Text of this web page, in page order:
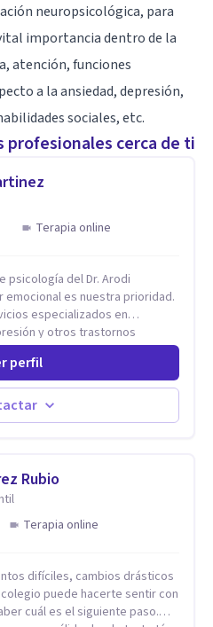
neuropsicológica, para
importancia dentro de la
atención, funciones
a la ansiedad, depresión,
sociales, etc.
profesionales cerca de ti
Terapia online
psicología del Dr. Arodi
es nuestra prioridad.
especializados en
y otros trastornos
a ofrecerte el mejor
En nuestro
de terapias y
satisfacer tus necesidades
de Ansiedad y
emocional. Terapia
Trabajamos contigo y tus
las relaciones y mejorar la
Psicológicas y Terapias
de juego para niños
de Estrés
psicológico para ayudarte
perfil
Rubio
Terapia online
difíciles, cambios drásticos
puede hacerte sentir con
cuál es el siguiente paso.